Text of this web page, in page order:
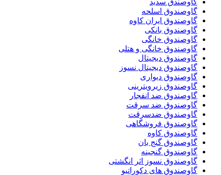
گاوصندوق اسلحه
گاوصندوق ایران کاوه
گاوصندوق بانکی
گاوصندوق خانگی
گاوصندوق خانگی و هتلی
گاوصندوق دیجیتال
گاوصندوق دیجیتال نسوز
گاوصندوق دیواری
گاوصندوق زیرویترینی
گاوصندوق ضد انفجار
گاوصندوق ضد سرقت
گاوصندوق ضدسرقت
گاوصندوق فروشگاهی
گاوصندوق کاوه
گاوصندوق گنج بان
گاوصندوق گنجینه
گاوصندوق نسوز اثر انگشتی
گاوصندوق های دکوراتیو